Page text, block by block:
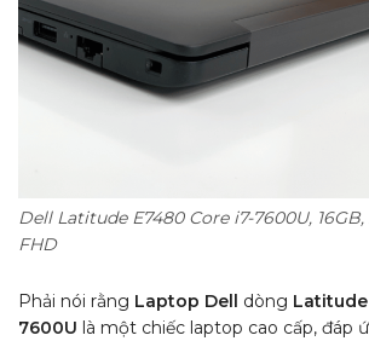
Dell Latitude E7480 Core i7-7600U, 16GB,
FHD
Phải nói rằng Laptop Dell dòng Latitude
7600U là một chiếc laptop cao cấp, đáp